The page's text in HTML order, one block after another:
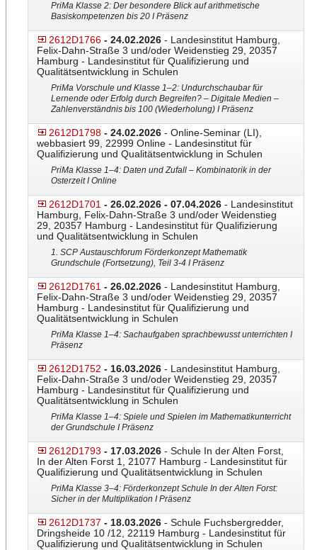
PriMa Klasse 2: Der besondere Blick auf arithmetische
Basiskompetenzen bis 20 I Präsenz
2612D1766 - 24.02.2026 - Landesinstitut Hamburg,
Felix-Dahn-Straße 3 und/oder Weidenstieg 29, 20357
Hamburg - Landesinstitut für Qualifizierung und
Qualitätsentwicklung in Schulen
PriMa Vorschule und Klasse 1–2: Undurchschaubar für
Lernende oder Erfolg durch Begreifen? – Digitale Medien –
Zahlenverständnis bis 100 (Wiederholung) I Präsenz
2612D1798 - 24.02.2026 - Online-Seminar (LI),
webbasiert 99, 22999 Online - Landesinstitut für
Qualifizierung und Qualitätsentwicklung in Schulen
PriMa Klasse 1–4: Daten und Zufall – Kombinatorik in der
Osterzeit I Online
2612D1701 - 26.02.2026 - 07.04.2026 - Landesinstitut
Hamburg, Felix-Dahn-Straße 3 und/oder Weidenstieg
29, 20357 Hamburg - Landesinstitut für Qualifizierung
und Qualitätsentwicklung in Schulen
1. SCP Austauschforum Förderkonzept Mathematik
Grundschule (Fortsetzung), Teil 3-4 I Präsenz
2612D1761 - 26.02.2026 - Landesinstitut Hamburg,
Felix-Dahn-Straße 3 und/oder Weidenstieg 29, 20357
Hamburg - Landesinstitut für Qualifizierung und
Qualitätsentwicklung in Schulen
PriMa Klasse 1–4: Sachaufgaben sprachbewusst unterrichten I
Präsenz
2612D1752 - 16.03.2026 - Landesinstitut Hamburg,
Felix-Dahn-Straße 3 und/oder Weidenstieg 29, 20357
Hamburg - Landesinstitut für Qualifizierung und
Qualitätsentwicklung in Schulen
PriMa Klasse 1–4: Spiele und Spielen im Mathematikunterricht
der Grundschule I Präsenz
2612D1793 - 17.03.2026 - Schule In der Alten Forst,
In der Alten Forst 1, 21077 Hamburg - Landesinstitut für
Qualifizierung und Qualitätsentwicklung in Schulen
PriMa Klasse 3–4: Förderkonzept Schule In der Alten Forst:
Sicher in der Multiplikation I Präsenz
2612D1737 - 18.03.2026 - Schule Fuchsbergredder,
Dringsheide 10 /12, 22119 Hamburg - Landesinstitut für
Qualifizierung und Qualitätsentwicklung in Schulen